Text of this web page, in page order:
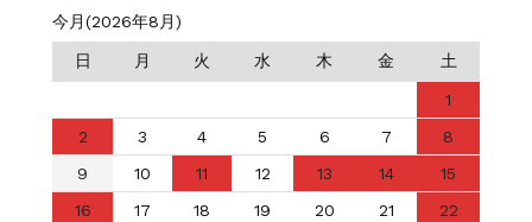
今月(2026年8月)
日 月 火 水 木 金 土
1
2
3 4 5 6 7
8
9
10 11 12 13 14
15
16
17 18 19 20 21
22